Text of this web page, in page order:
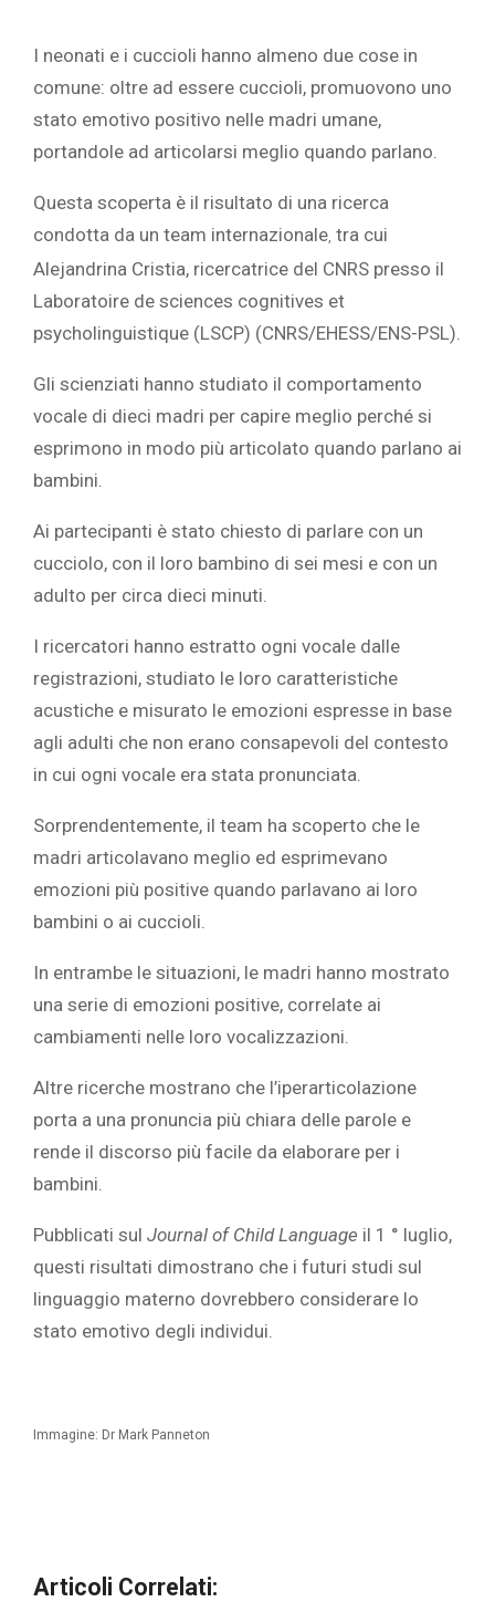
I neonati e i cuccioli hanno almeno due cose in
comune: oltre ad essere cuccioli, promuovono uno
stato emotivo positivo nelle madri umane,
portandole ad articolarsi meglio quando parlano.
Questa scoperta è il risultato di una ricerca
condotta da un team internazionale, tra cui
Alejandrina Cristia, ricercatrice del CNRS presso il
Laboratoire de sciences cognitives et
psycholinguistique (LSCP) (CNRS/EHESS/ENS-PSL).
Gli scienziati hanno studiato il comportamento
vocale di dieci madri per capire meglio perché si
esprimono in modo più articolato quando parlano ai
bambini.
Ai partecipanti è stato chiesto di parlare con un
cucciolo, con il loro bambino di sei mesi e con un
adulto per circa dieci minuti.
I ricercatori hanno estratto ogni vocale dalle
registrazioni, studiato le loro caratteristiche
acustiche e misurato le emozioni espresse in base
agli adulti che non erano consapevoli del contesto
in cui ogni vocale era stata pronunciata.
Sorprendentemente, il team ha scoperto che le
madri articolavano meglio ed esprimevano
emozioni più positive quando parlavano ai loro
bambini o ai cuccioli.
In entrambe le situazioni, le madri hanno mostrato
una serie di emozioni positive, correlate ai
cambiamenti nelle loro vocalizzazioni.
Altre ricerche mostrano che l’iperarticolazione
porta a una pronuncia più chiara delle parole e
rende il discorso più facile da elaborare per i
bambini.
Pubblicati sul Journal of Child Language il 1 ° luglio,
questi risultati dimostrano che i futuri studi sul
linguaggio materno dovrebbero considerare lo
stato emotivo degli individui.
Immagine: Dr Mark Panneton
Articoli Correlati: